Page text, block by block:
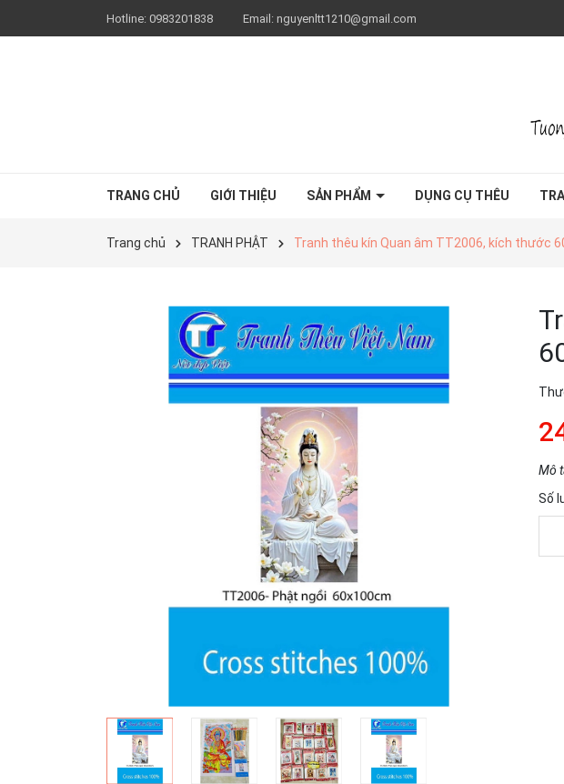
Hotline: 0983201838 Email: nguyenltt1210@gmail.com
TRANG CHỦ GIỚI THIỆU SẢN PHẨM DỤNG CỤ THÊU
Trang chủ TRANH PHẬT Tranh thêu kín Quan âm TT2006, kích thước
Mô
Số